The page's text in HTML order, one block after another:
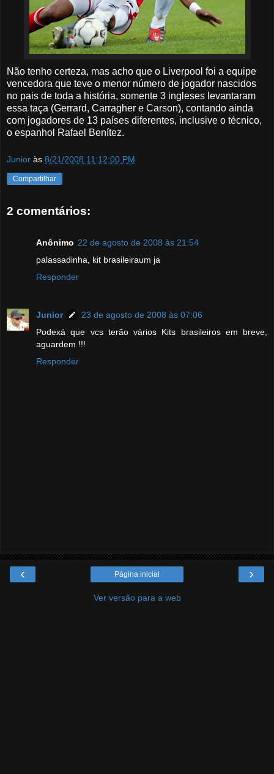
Não tenho certeza, mas acho que o Liverpool foi a equipe
vencedora que teve o menor número de jogador nascidos
no pais de toda a história, somente 3 ingleses levantaram
essa taça (Gerrard, Carragher e Carson), contando ainda
com jogadores de 13 países diferentes, inclusive o técnico,
o espanhol Rafael Benítez.
Junior às 8/21/2008 11:12:00 PM
Compartilhar
2 comentários:
Anônimo 22 de agosto de 2008 às 21:54
palassadinha, kit brasileiraum ja
Responder
Junior
23 de agosto de 2008 às 07:06
Podexá que vcs terão vários Kits brasileiros em breve,
aguardem !!!
Responder
‹ ›
Página inicial
Ver versão para a web